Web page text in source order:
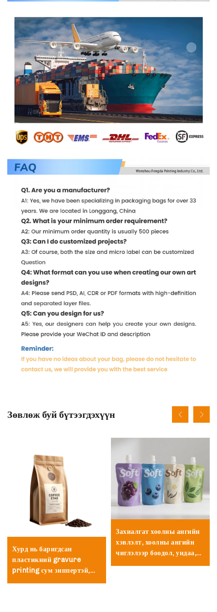
Зөвлөж буй бүтээгдэхүүн
Хурд нь баригдсан
пластикний gravure
printing сум зиппертэй,
Захиалгат хоолны ангийн
хэвлэлт, хоолны ангийн
чиглэлээр боодол, ундаа,